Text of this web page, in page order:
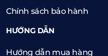
Chính sách bảo hành
HƯỚNG DẪN
Hướng dẫn mua hàng